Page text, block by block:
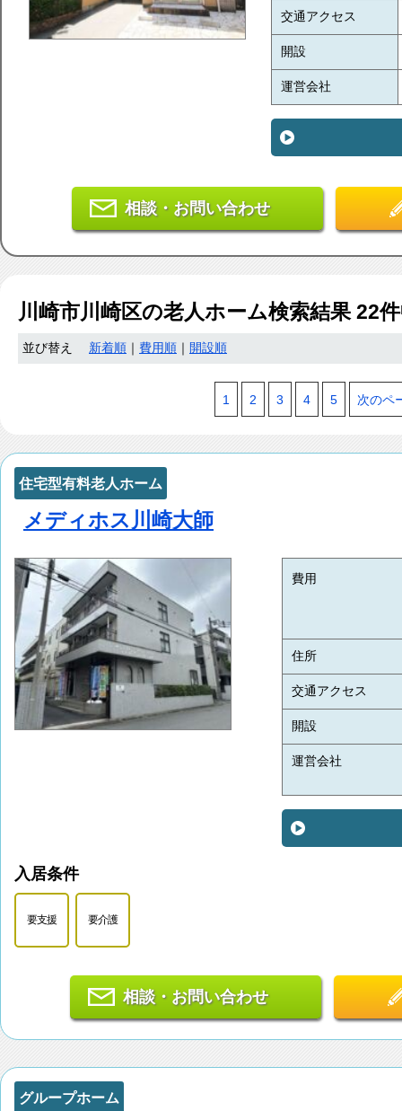
交通アクセス
開設
運営会社
相談・お問い合わせ
川崎市川崎区の老人ホーム検索結果 22
並び替え 新着順 費用順 開設順
1 2 3 4 5 次のペ
住宅型有料老人ホーム
メディホス川崎大師
費用
住所
交通アクセス
開設
運営会社
入居条件
要支援 要介護
相談・お問い合わせ
グループホーム